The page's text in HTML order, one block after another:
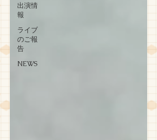
出演情
報
ライブ
のご報
告
NEWS